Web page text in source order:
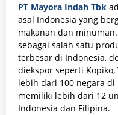
PT Mayora Indah Tbk
asal Indonesia yang
makanan dan minuman.
sebagai salah satu
terbesar di Indonesia,
diekspor seperti Kopiko,
lebih dari 100 negara
memiliki lebih dari 12
Indonesia dan Filipina.​